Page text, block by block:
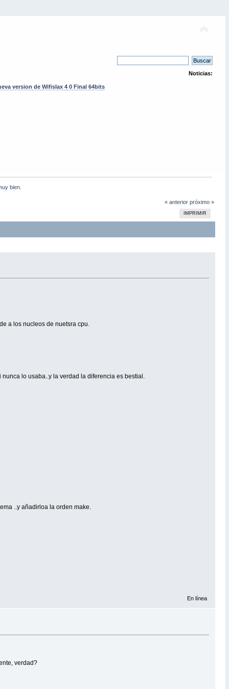
Noticias:
version de Wifislax 4 0 Final 64bits
bien.
« anterior próximo »
IMPRIMIR
a los nucleos de nuetsra cpu.
lo usaba..y la verdad la diferencia es bestial.
..y añadirloa la orden make.
En línea
verdad?